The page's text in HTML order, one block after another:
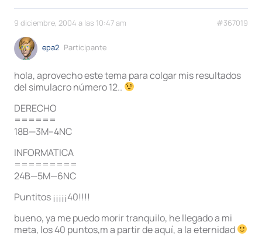
9 diciembre, 2004 a las 10:47 am #367019
epa2 Participante
hola, aprovecho este tema para colgar mis resultados
del simulacro número 12..
DERECHO
======
18B—3M–4NC
INFORMATICA
=========
24B—5M—6NC
Puntitos ¡¡¡¡¡40!!!!
bueno, ya me puedo morir tranquilo, he llegado a mi
meta, los 40 puntos,m a partir de aquí, a la eternidad